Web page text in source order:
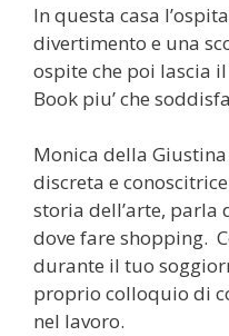
In questa casa
divertimento e una
ospite che poi lascia
Book piu’ che
Monica della Giustina
discreta e
storia dell’arte, parla
dove fare shopping.
durante il tuo
proprio colloquio di
nel lavoro.